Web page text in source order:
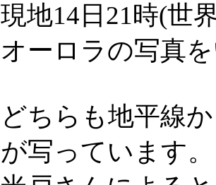
現地14日21時(世
オーロラの写真
どちらも地平線
が写っています。